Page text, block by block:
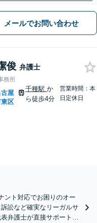
メールでお問い合わせ
俊 弁護士
務所
屋
区
千種駅 か
ら徒歩4分
営業時間：本
日定休日
ント対応でお困りのオー
訟など確実なリーガルサ
弁護士が直接サポート！